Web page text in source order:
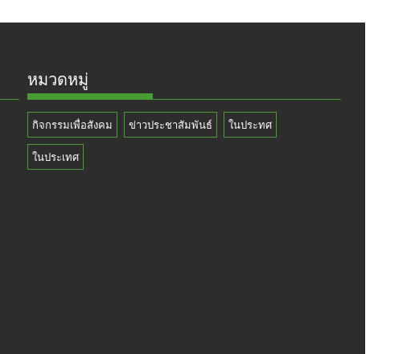
หมวดหมู่
กิจกรรมเพื่อสังคม ข่าวประชาสัมพันธ์ ในประทศ
ในประเทศ